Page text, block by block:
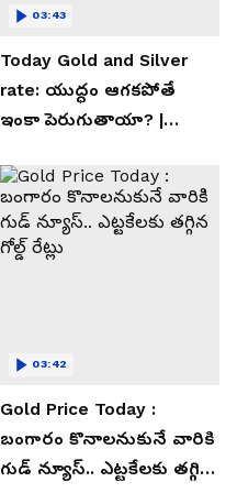
Today Gold and Silver
rate: యుద్ధం ఆగకపోతే
ఇంకా పెరుగుతాయా? |
03:43
Gold Price Today :
బంగారం కొనాలనుకునే వారికి
గుడ్ న్యూస్.. ఎట్టకేలకు తగ్గిన
03:42